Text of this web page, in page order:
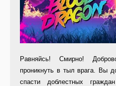
Равняйсь! Смирно!
проникнуть в тыл врага. Вы
спасти доблестных